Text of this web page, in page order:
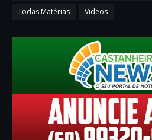
Todas Matérias
Videos